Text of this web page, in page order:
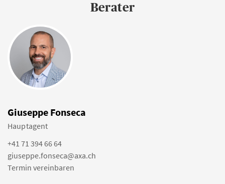
Berater
Giuseppe Fonseca
Hauptagent
+41 71 394 66 64
giuseppe.fonseca@axa.ch
Termin vereinbaren